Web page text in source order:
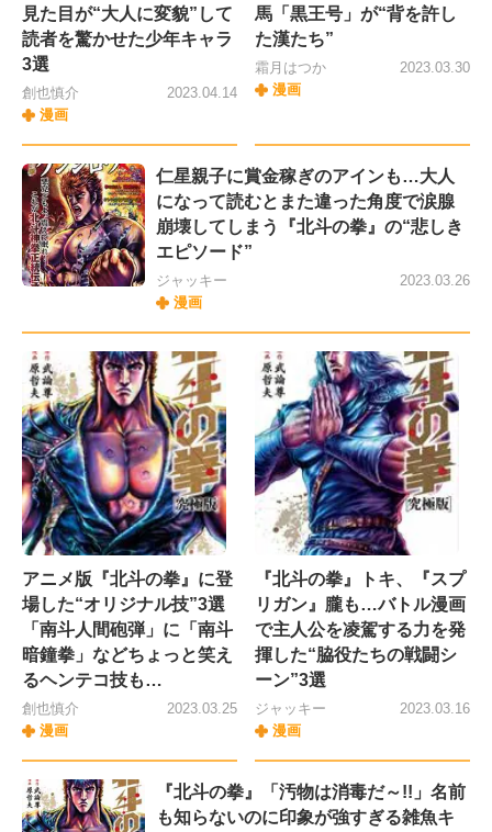
見た目が“大人に変貌”して
読者を驚かせた少年キャラ
3選
創也慎介
漫画
2023.04.14
馬「黒王号」が“背を許し
た漢たち”
霜月はつか
漫画
2023.03.30
仁星親子に賞金稼ぎのアインも…大人
になって読むとまた違った角度で涙腺
崩壊してしまう『北斗の拳』の“悲しき
エピソード”
ジャッキー
漫画
2023.03.26
アニメ版『北斗の拳』に登
場した“オリジナル技”3選
「南斗人間砲弾」に「南斗
暗鐘拳」などちょっと笑え
るヘンテコ技も…
創也慎介
漫画
2023.03.25
『北斗の拳』トキ、『スプ
リガン』朧も…バトル漫画
で主人公を凌駕する力を発
揮した“脇役たちの戦闘シ
ーン”3選
ジャッキー
漫画
2023.03.16
『北斗の拳』「汚物は消毒だ～!!」名前
も知らないのに印象が強すぎる雑魚キ